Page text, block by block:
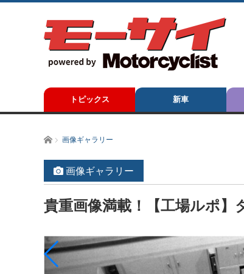
トピックス 新車
ホーム画像ギャラリー
画像ギャラリー
貴重画像満載！【工場ルポ】